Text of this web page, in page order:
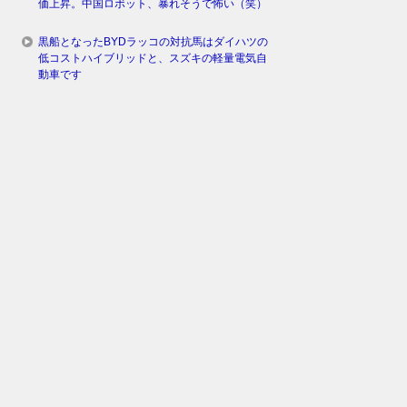
価上昇。中国ロボット、暴れそうで怖い（笑）
黒船となったBYDラッコの対抗馬はダイハツの
低コストハイブリッドと、スズキの軽量電気自
動車です